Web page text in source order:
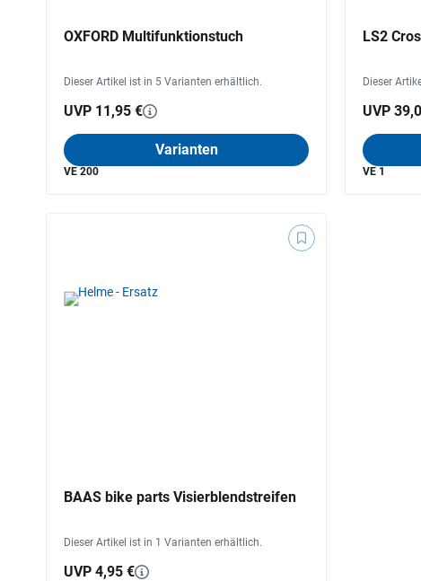
OXFORD Multifunktionstuch
Dieser Artikel ist in 5 Varianten erhältlich.
UVP 11,95 €
Varianten
VE 200
LS2
Dieser
UVP
VE 1
BAAS bike parts Visierblendstreifen
Dieser Artikel ist in 1 Varianten erhältlich.
UVP 4,95 €